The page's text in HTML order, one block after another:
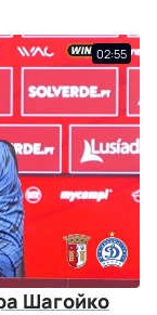
02:55
Шагойко